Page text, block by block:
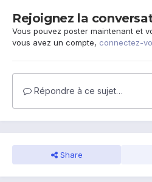
Rejoignez la
Vous pouvez poster maintenant et
vous avez un compte, connectez-
Répondre à ce sujet…
Share